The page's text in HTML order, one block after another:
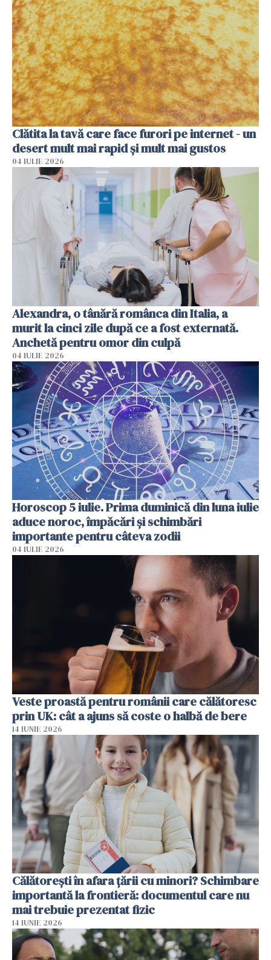
Clătita la tavă care face furori pe internet - un
desert mult mai rapid și mult mai gustos
04 IULIE 2026
Alexandra, o tânără românca din Italia, a
murit la cinci zile după ce a fost externată.
Anchetă pentru omor din culpă
04 IULIE 2026
Horoscop 5 iulie. Prima duminică din luna iulie
aduce noroc, împăcări și schimbări
importante pentru câteva zodii
04 IULIE 2026
Veste proastă pentru românii care călătoresc
prin UK: cât a ajuns să coste o halbă de bere
14 IUNIE 2026
Călătorești în afara țării cu minori? Schimbare
importantă la frontieră: documentul care nu
mai trebuie prezentat fizic
14 IUNIE 2026